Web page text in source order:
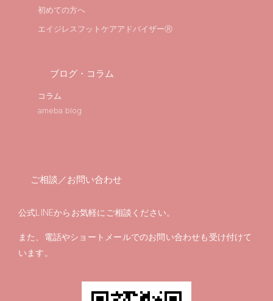
初めての方へ
エイジレスフットケアアドバイザーⓇ
ブログ・コラム
コラム
ameba blog
ご相談／お問い合わせ
公式LINEからお気軽にご相談ください。
また、電話やショートメールでのお問い合わせも受け付けて
います。